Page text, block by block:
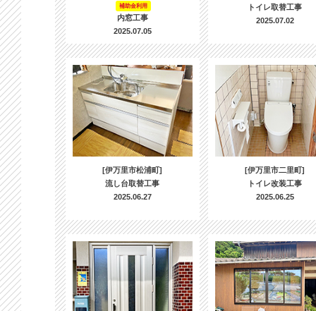
補助金利用
内窓工事
2025.07.05
トイレ取替工事
2025.07.02
[伊万里市松浦町]
流し台取替工事
2025.06.27
[伊万里市二里町]
トイレ改装工事
2025.06.25